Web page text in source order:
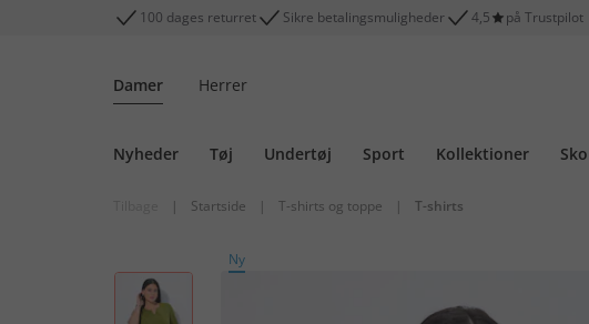
100 dages returret Sikre betalingsmuligheder 4,5 på Trustpilot
Damer Herrer
Nyheder Tøj Undertøj Sport Kollektioner Sko
| Startside | T-shirts og toppe | T-shirts
Ny